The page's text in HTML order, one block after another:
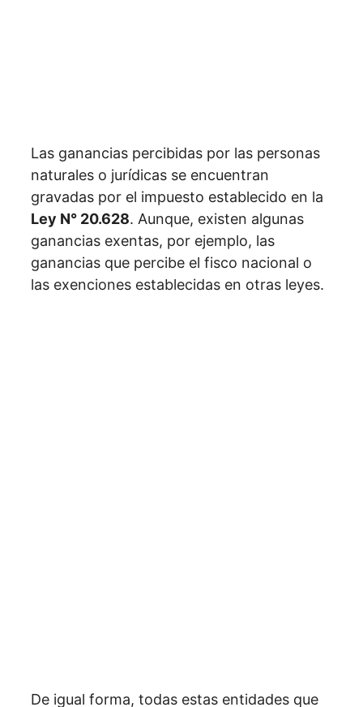
Las ganancias percibidas por las personas
naturales o jurídicas se encuentran
gravadas por el impuesto establecido en la
Ley N° 20.628. Aunque, existen algunas
ganancias exentas, por ejemplo, las
ganancias que percibe el fisco nacional o
las exenciones establecidas en otras leyes.
De igual forma, todas estas entidades que